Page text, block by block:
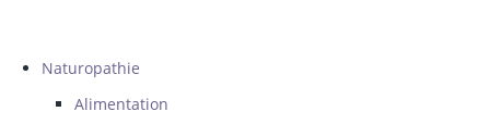
Naturopathie
Alimentation